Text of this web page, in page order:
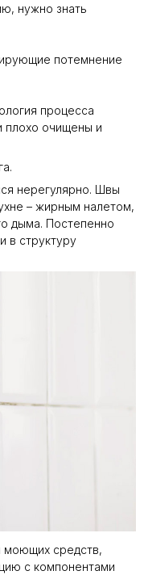
нужно знать
потемнение
процесса
плохо очищены и
нерегулярно. Швы
– жирным налетом,
дыма. Постепенно
в структуру
моющих средств,
с компонентами